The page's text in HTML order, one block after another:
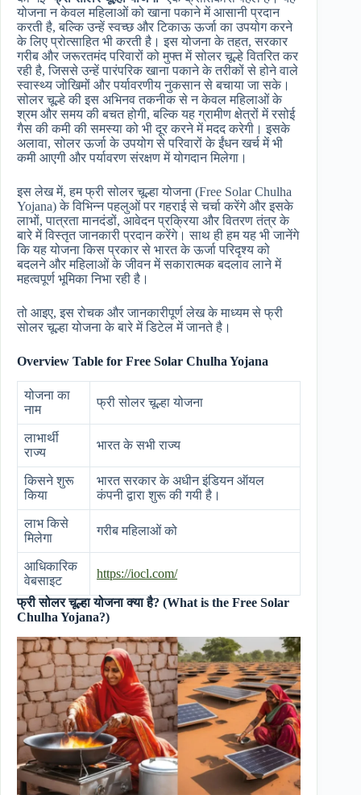
योजना न केवल महिलाओं को खाना पकाने में आसानी प्रदान
करती है, बल्कि उन्हें स्वच्छ और टिकाऊ ऊर्जा का उपयोग करने
के लिए प्रोत्साहित भी करती है। इस योजना के तहत, सरकार
गरीब और जरूरतमंद परिवारों को मुफ्त में सोलर चूल्हे वितरित कर
रही है, जिससे उन्हें पारंपरिक खाना पकाने के तरीकों से होने वाले
स्वास्थ्य जोखिमों और पर्यावरणीय नुकसान से बचाया जा सके।
सोलर चूल्हे की इस अभिनव तकनीक से न केवल महिलाओं के
श्रम और समय की बचत होगी, बल्कि यह ग्रामीण क्षेत्रों में रसोई
गैस की कमी की समस्या को भी दूर करने में मदद करेगी। इसके
अलावा, सोलर ऊर्जा के उपयोग से परिवारों के ईंधन खर्च में भी
कमी आएगी और पर्यावरण संरक्षण में योगदान मिलेगा।
इस लेख में, हम फ्री सोलर चूल्हा योजना (Free Solar Chulha
Yojana) के विभिन्न पहलुओं पर गहराई से चर्चा करेंगे और इसके
लाभों, पात्रता मानदंडों, आवेदन प्रक्रिया और वितरण तंत्र के
बारे में विस्तृत जानकारी प्रदान करेंगे। साथ ही हम यह भी जानेंगे
कि यह योजना किस प्रकार से भारत के ऊर्जा परिदृश्य को
बदलने और महिलाओं के जीवन में सकारात्मक बदलाव लाने में
महत्वपूर्ण भूमिका निभा रही है।
तो आइए, इस रोचक और जानकारीपूर्ण लेख के माध्यम से फ्री
सोलर चूल्हा योजना के बारे में डिटेल में जानते है।
Overview Table for Free Solar Chulha Yojana
योजना का
नाम
फ्री सोलर चूल्हा योजना
लाभार्थी
राज्य
भारत के सभी राज्य
किसने शुरू
किया
भारत सरकार के अधीन इंडियन ऑयल
कंपनी द्वारा शुरू की गयी है।
लाभ किसे
मिलेगा
गरीब महिलाओं को
आधिकारिक
वेबसाइट
https://iocl.com/
फ्री सोलर चूल्हा योजना क्या है? (What is the Free Solar
Chulha Yojana?)